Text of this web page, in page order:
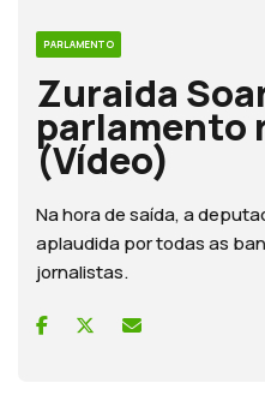
PARLAMENTO
Zuraida
parlamento
(Vídeo)
Na hora de saída, a
aplaudida por todas as
jornalistas.